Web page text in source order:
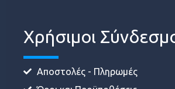
Χρήσιμοι
Αποστολές - Πληρωμές